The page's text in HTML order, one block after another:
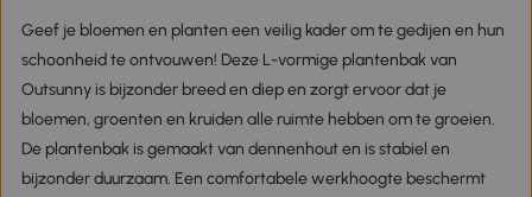
Geef je bloemen en planten een veilig kader om te gedijen en hun
schoonheid te ontvouwen! Deze L-vormige plantenbak van
Outsunny is bijzonder breed en diep en zorgt ervoor dat je
bloemen, groenten en kruiden alle ruimte hebben om te groeien.
De plantenbak is gemaakt van dennenhout en is stabiel en
bijzonder duurzaam. Een comfortabele werkhoogte beschermt